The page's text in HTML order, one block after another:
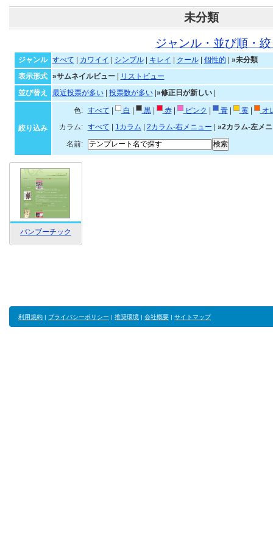
未分類
ジャンル・並び順・
ジャンル すべて カワイイ シンプル| キレイ クール| 個性的
»未分類
表示形式
»サムネイルビュー|
リストビュー
並び替え
最近投票が多い| 投票数が多い| »修正日が新しい|
絞り込み
色: すべて 白 黒| 赤| ピンク 青| 黄|
オ
カラム:
すべて 1カラム 2カラム-右メニュー
»2カラム-左メ
名前:
バンブーチック
利用規約 | プライバシーポリシー | 推奨環境 | 会社概要 | サイトマップ